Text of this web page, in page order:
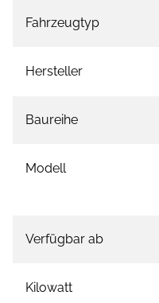
Fahrzeugtyp
Hersteller
Baureihe
Modell
Verfügbar ab
Kilowatt